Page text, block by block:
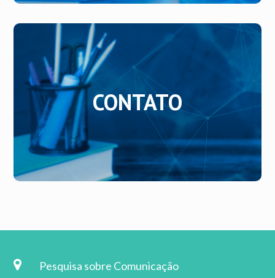
CONTATO
CONTATO
Entre em contato conosco.
Pesquisa sobre Comunicação